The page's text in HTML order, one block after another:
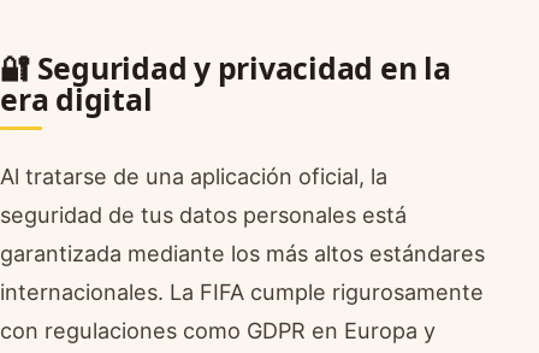
🔐 Seguridad y privacidad en la
era digital
Al tratarse de una aplicación oficial, la
seguridad de tus datos personales está
garantizada mediante los más altos estándares
internacionales. La FIFA cumple rigurosamente
con regulaciones como GDPR en Europa y